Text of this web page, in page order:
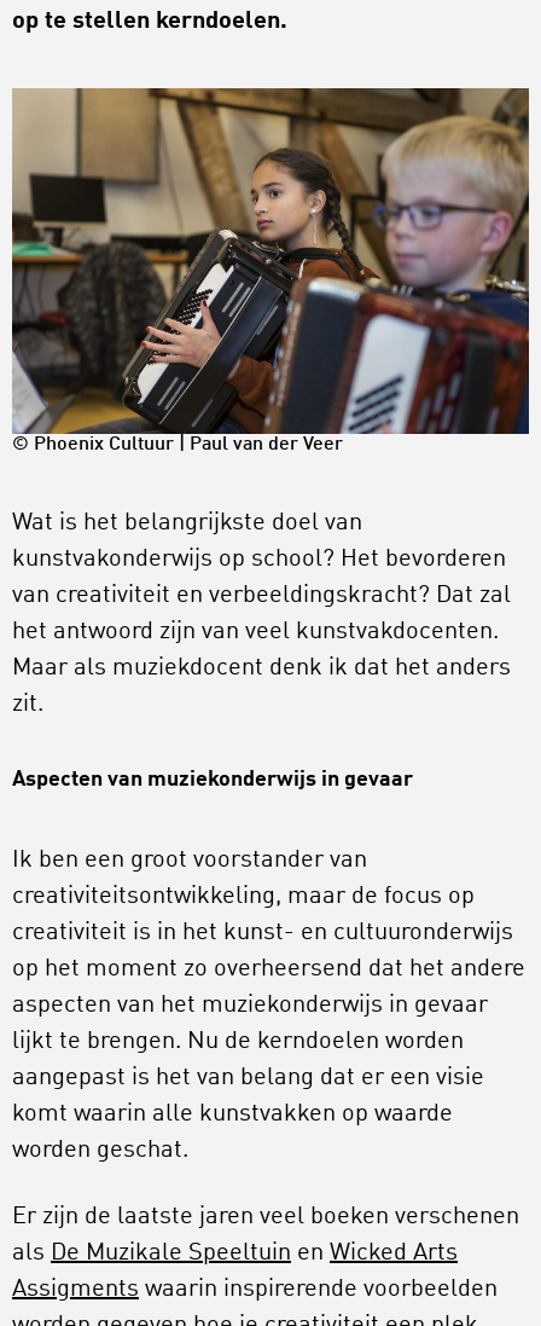
op te stellen kerndoelen.
© Phoenix Cultuur | Paul van der Veer
Wat is het belangrijkste doel van
kunstvakonderwijs op school? Het bevorderen
van creativiteit en verbeeldingskracht? Dat zal
het antwoord zijn van veel kunstvakdocenten.
Maar als muziekdocent denk ik dat het anders
zit.
Aspecten van muziekonderwijs in gevaar
Ik ben een groot voorstander van
creativiteitsontwikkeling, maar de focus op
creativiteit is in het kunst- en cultuuronderwijs
op het moment zo overheersend dat het andere
aspecten van het muziekonderwijs in gevaar
lijkt te brengen. Nu de kerndoelen worden
aangepast is het van belang dat er een visie
komt waarin alle kunstvakken op waarde
worden geschat.
Er zijn de laatste jaren veel boeken verschenen
als De Muzikale Speeltuin en Wicked Arts
Assigments waarin inspirerende voorbeelden